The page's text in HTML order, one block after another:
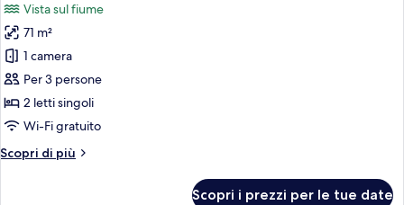
View
le
foto
per
One
Bedroom
Suite
River
Vista sul fiume
71 m²
1 camera
Per 3 persone
2 letti singoli
Wi-Fi gratuito
Scopri di più
Altri
Scopri i prezzi per le tue date